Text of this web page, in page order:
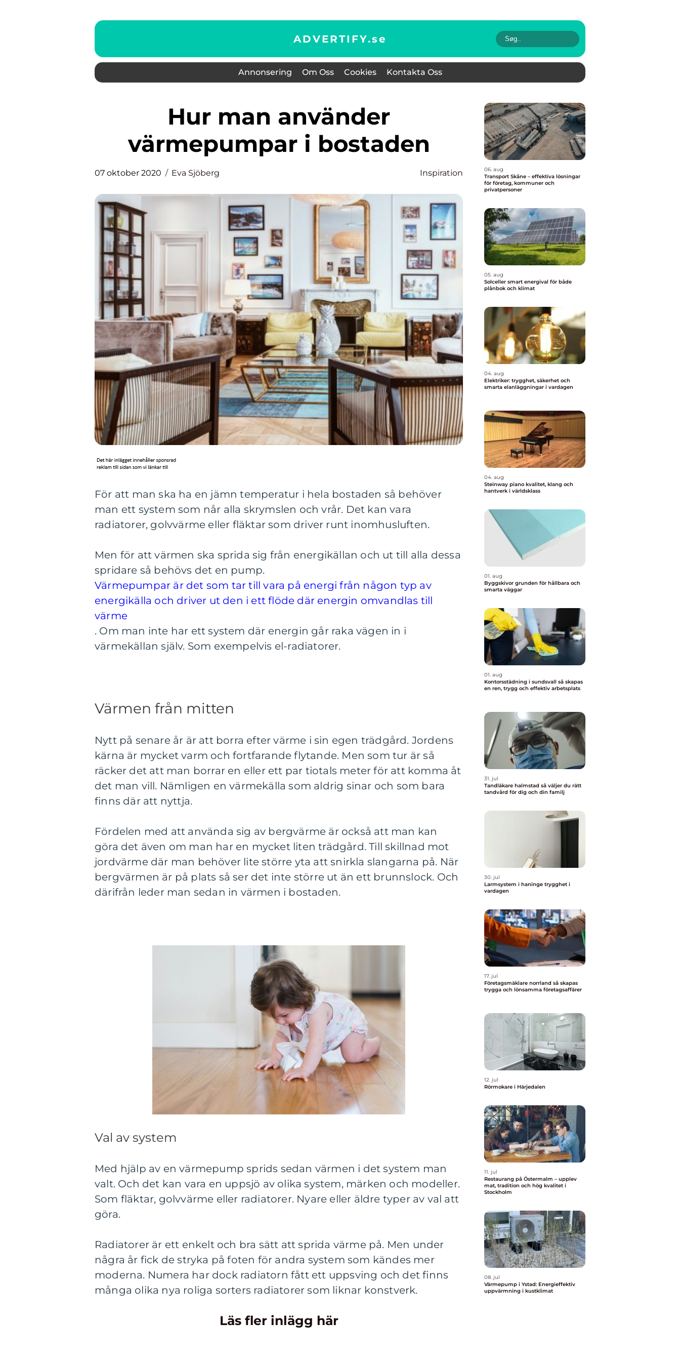
ADVERTIFY.se
Annonsering Om Oss Cookies Kontakta Oss
Hur man använder
värmepumpar i bostaden
07 oktober 2020 Eva Sjöberg Inspiration
För att man ska ha en jämn temperatur i hela bostaden så behöver
man ett system som når alla skrymslen och vrår. Det kan vara
radiatorer, golvvärme eller fläktar som driver runt inomhusluften.
Men för att värmen ska sprida sig från energikällan och ut till alla dessa
spridare så behövs det en pump.
Värmepumpar är det som tar till vara på energi från någon typ av
energikälla och driver ut den i ett flöde där energin omvandlas till
värme
. Om man inte har ett system där energin går raka vägen in i
värmekällan själv. Som exempelvis el-radiatorer.
Värmen från mitten
Nytt på senare år är att borra efter värme i sin egen trädgård. Jordens
kärna är mycket varm och fortfarande flytande. Men som tur är så
räcker det att man borrar en eller ett par tiotals meter för att komma åt
det man vill. Nämligen en värmekälla som aldrig sinar och som bara
finns där att nyttja.
Fördelen med att använda sig av bergvärme är också att man kan
göra det även om man har en mycket liten trädgård. Till skillnad mot
jordvärme där man behöver lite större yta att snirkla slangarna på. När
bergvärmen är på plats så ser det inte större ut än ett brunnslock. Och
därifrån leder man sedan in värmen i bostaden.
Val av system
Med hjälp av en värmepump sprids sedan värmen i det system man
valt. Och det kan vara en uppsjö av olika system, märken och modeller.
Som fläktar, golvvärme eller radiatorer. Nyare eller äldre typer av val att
göra.
Radiatorer är ett enkelt och bra sätt att sprida värme på. Men under
några år fick de stryka på foten för andra system som kändes mer
moderna. Numera har dock radiatorn fått ett uppsving och det finns
många olika nya roliga sorters radiatorer som liknar konstverk.
Läs fler inlägg här
06. aug
Transport Skåne – effektiva lösningar
för företag, kommuner och
privatpersoner
05. aug
Solceller smart energival för både
plånbok och klimat
04. aug
Elektriker: trygghet, säkerhet och
smarta elanläggningar i vardagen
04. aug
Steinway piano kvalitet, klang och
hantverk i världsklass
01. aug
Byggskivor grunden för hållbara och
smarta väggar
01. aug
Kontorsstädning i sundsvall så skapas
en ren, trygg och effektiv arbetsplats
31. jul
Tandläkare halmstad så väljer du rätt
tandvård för dig och din familj
30. jul
Larmsystem i haninge trygghet i
vardagen
17. jul
Företagsmäklare norrland så skapas
trygga och lönsamma företagsaffärer
12. jul
Rörmokare i Härjedalen
11. jul
Restaurang på Östermalm – upplev
mat, tradition och hög kvalitet i
Stockholm
08. jul
Värmepump i Ystad: Energieffektiv
uppvärmning i kustklimat